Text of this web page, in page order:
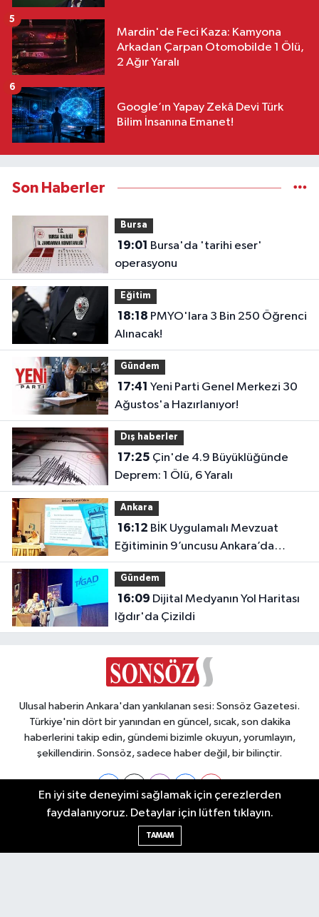
Mardin'de Feci Kaza: Kamyona
Arkadan Çarpan Otomobilde 1 Ölü,
2 Ağır Yaralı
5
Google’ın Yapay Zekâ Devi Türk
Bilim İnsanına Emanet!
6
Son Haberler
Bursa
19:01
operasyonu
Eğitim
18:18
Alınacak!
Gündem
17:41
Ağustos'a Hazırlanıyor!
Dış haberler
17:25
Deprem: 1 Ölü, 6 Yaralı
Ankara
16:12
Eğitiminin 9’uncusu Ankara’da
yapıldı
Gündem
16:09
Iğdır'da Çizildi
Ulusal haberin Ankara'dan yankılanan sesi: Sonsöz Gazetesi.
Türkiye'nin dört bir yanından en güncel, sıcak, son dakika
haberlerini takip edin, gündemi bizimle okuyun, yorumlayın,
şekillendirin. Sonsöz, sadece haber değil, bir bilinçtir.
Ankara Nöbetçi Eczaneler
En iyi site deneyimi sağlamak için çerezlerden
faydalanıyoruz. Detaylar için lütfen tıklayın.
TAMAM